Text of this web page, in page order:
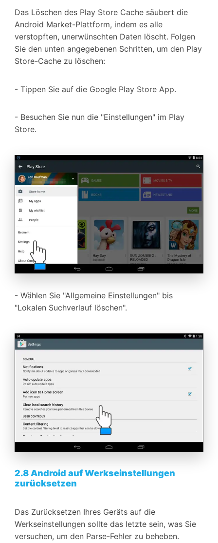
Das Löschen des Play Store Cache säubert die
Android Market-Plattform, indem es alle
verstopften, unerwünschten Daten löscht. Folgen
Sie den unten angegebenen Schritten, um den Play
Store-Cache zu löschen:
- Tippen Sie auf die Google Play Store App.
- Besuchen Sie nun die "Einstellungen" im Play
Store.
- Wählen Sie "Allgemeine Einstellungen" bis
"Lokalen Suchverlauf löschen".
2.8 Android auf Werkseinstellungen
zurücksetzen
Das Zurücksetzen Ihres Geräts auf die
Werkseinstellungen sollte das letzte sein, was Sie
versuchen, um den Parse-Fehler zu beheben.